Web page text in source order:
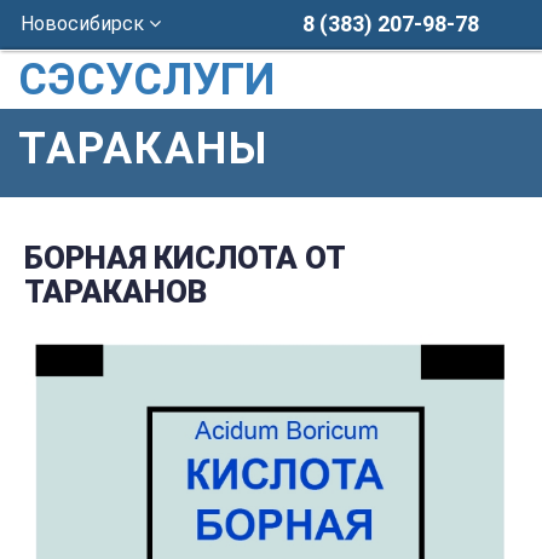
Новосибирск 8 (383) 207-98-78
СЭСУСЛУГИ
ТАРАКАНЫ
БОРНАЯ КИСЛОТА ОТ
ТАРАКАНОВ